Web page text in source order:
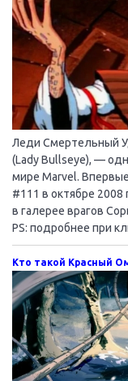
Леди Смертельный
(Lady Bullseye), —
мире Marvel.
#111 в октябре 2008
в галерее врагов
PS: подробнее при
Кто такой Красный